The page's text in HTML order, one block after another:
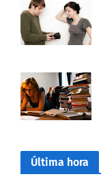
Última hora